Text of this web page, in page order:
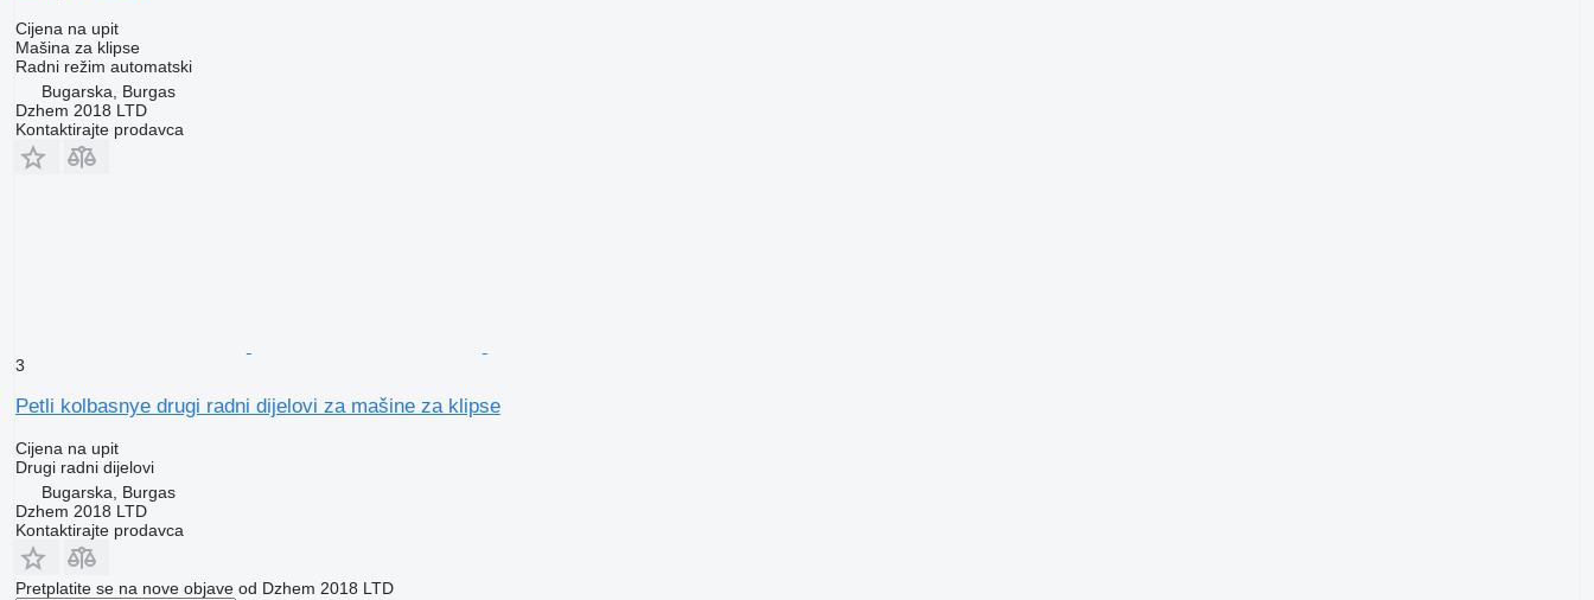
Cijena na upit
Mašina za klipse
Radni režim automatski
Bugarska, Burgas
Dzhem 2018 LTD
Kontaktirajte prodavca
3
Petli kolbasnye drugi radni dijelovi za mašine za klipse
Cijena na upit
Drugi radni dijelovi
Bugarska, Burgas
Dzhem 2018 LTD
Kontaktirajte prodavca
Pretplatite se na nove objave od Dzhem 2018 LTD